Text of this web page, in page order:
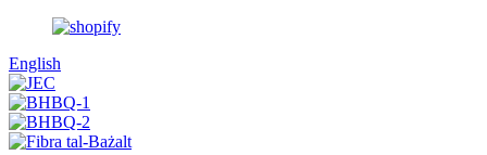
English